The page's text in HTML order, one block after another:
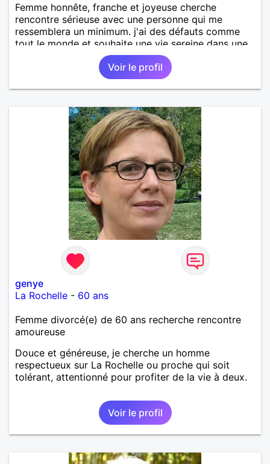
Femme honnête, franche et joyeuse cherche
rencontre sérieuse avec une personne qui me
ressemblera un minimum. j'ai des défauts comme
tout le monde et souhaite une vie sereine dans une
relation sur du long terme.
Voir le profil
genye
La Rochelle - 60 ans
Femme divorcé(e) de 60 ans recherche rencontre
amoureuse
Douce et généreuse, je cherche un homme
respectueux sur La Rochelle ou proche qui soit
tolérant, attentionné pour profiter de la vie à deux.
Voir le profil